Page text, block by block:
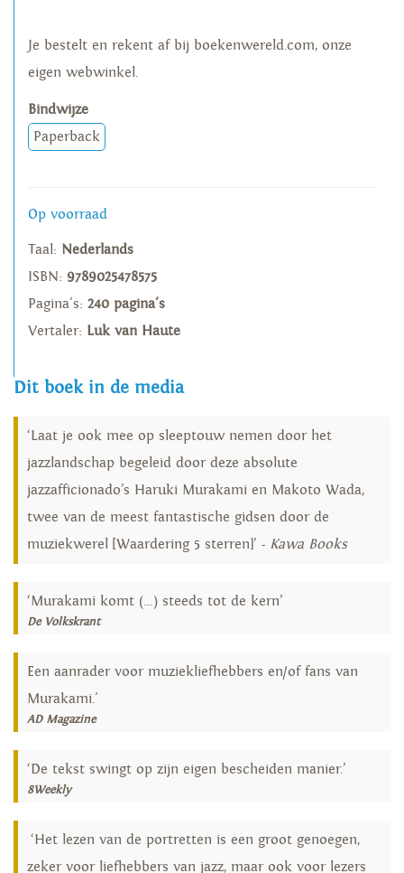
Je bestelt en rekent af bij boekenwereld.com, onze
eigen webwinkel.
Bindwijze
Paperback
Op voorraad
Taal: Nederlands
ISBN: 9789025478575
Pagina's: 240 pagina's
Vertaler: Luk van Haute
Dit boek in de media
‘Laat je ook mee op sleeptouw nemen door het
jazzlandschap begeleid door deze absolute
jazzafficionado’s Haruki Murakami en Makoto Wada,
twee van de meest fantastische gidsen door de
muziekwerel [Waardering 5 sterren]’ - Kawa Books
‘Murakami komt (…) steeds tot de kern’
De Volkskrant
Een aanrader voor muziekliefhebbers en/of fans van
Murakami.'
AD Magazine
‘De tekst swingt op zijn eigen bescheiden manier.’
8Weekly
‘Het lezen van de portretten is een groot genoegen,
zeker voor liefhebbers van jazz, maar ook voor lezers